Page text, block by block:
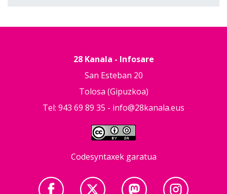
28 Kanala - Infosare
San Esteban 20
Tolosa (Gipuzkoa)
Tel: 943 69 89 35 - info@28kanala.eus
Codesyntaxek garatua